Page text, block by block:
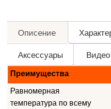
Описение
Аксессуары
Видео
Преимущества
Равномерная
температура по всему